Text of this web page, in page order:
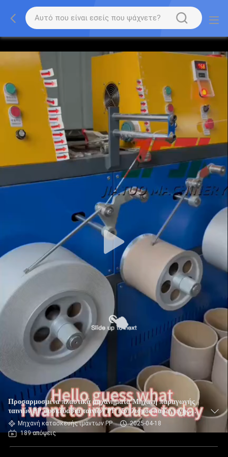
Προσαρμοσμένα πλαστικά μηχανήματα Μηχανή παραγωγής
ταινιών PP συσκευασία ταινιών PP εξοπλισμός παραγωγής
ταινιών PP για εξοπλισμό εκτόξευσης PP υψηλού επιπέδου
Μηχανή κατασκευής ιμάντων PP
2025-04-18
189 απόψεις